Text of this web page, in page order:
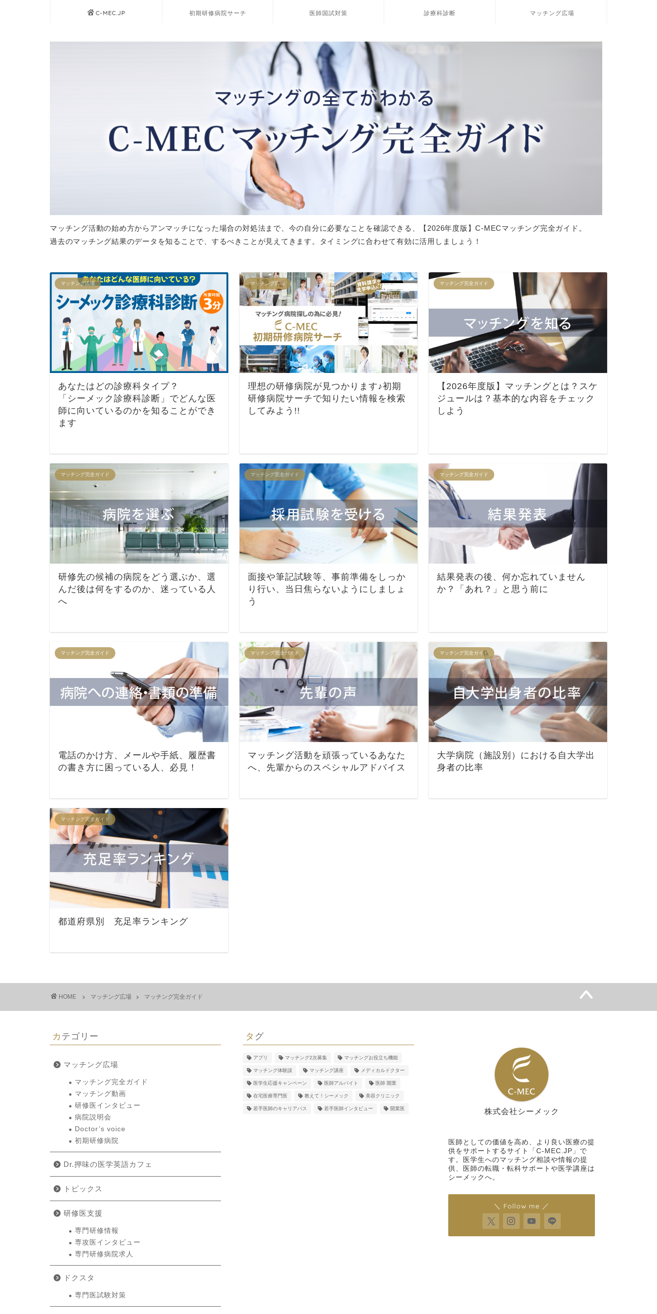
C-MEC.JP 初期研修病院サーチ 医師国試対策 診療科診断 マッチング広場
マッチング活動の始め方からアンマッチになった場合の対処法まで、今の自分に必要なことを確認できる、【2026年度版】C-MECマッチング完全ガイド。
過去のマッチング結果のデータを知ることで、するべきことが見えてきます。タイミングに合わせて有効に活用しましょう！
マッチング広場
あなたはどの診療科タイプ？
「シーメック診療科診断」でどんな医
師に向いているのかを知ることができ
ます
マッチング広場
理想の研修病院が見つかります♪初期
研修病院サーチで知りたい情報を検索
してみよう!!
マッチング完全ガイド
【2026年度版】マッチングとは？スケ
ジュールは？基本的な内容をチェック
しよう
マッチング完全ガイド
研修先の候補の病院をどう選ぶか、選
んだ後は何をするのか、迷っている人
へ
マッチング完全ガイド
面接や筆記試験等、事前準備をしっか
り行い、当日焦らないようにしましょ
う
マッチング完全ガイド
結果発表の後、何か忘れていません
か？「あれ？」と思う前に
マッチング完全ガイド
電話のかけ方、メールや手紙、履歴書
の書き方に困っている人、必見！
マッチング完全ガイド
マッチング活動を頑張っているあなた
へ、先輩からのスペシャルアドバイス
マッチング完全ガイド
大学病院（施設別）における自大学出
身者の比率
マッチング完全ガイド
都道府県別 充足率ランキング
HOME マッチング広場 マッチング完全ガイド
カテゴリー
マッチング広場
マッチング完全ガイド
マッチング動画
研修医インタビュー
病院説明会
Doctor’s voice
初期研修病院
Dr.押味の医学英語カフェ
トピックス
研修医支援
専門研修情報
専攻医インタビュー
専門研修病院求人
ドクスタ
専門医試験対策
タグ
アプリ マッチング2次募集 マッチングお役立ち機能
マッチング体験談 マッチング講座 メディカルドクター
医学生応援キャンペーン 医師アルバイト 医師 開業
在宅医療専門医 教えて！シーメック 美容クリニック
若手医師のキャリアパス 若手医師インタビュー 開業医 株式会社シーメック
医師としての価値を高め、より良い医療の提
供をサポートするサイト「C-MEC.JP」で
す。医学生へのマッチング相談や情報の提
供、医師の転職・転科サポートや医学講座は
シーメックへ。
＼ Follow me ／